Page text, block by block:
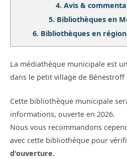
4. Avis &
5. Bibliothèques en
6. Bibliothèques en
La médiathèque municipale est
dans le petit village de Bénestroff
Cette bibliothèque municipale
informations, ouverte en 2026.
Nous vous recommandons
avec cette bibliothèque pour
d'ouverture.